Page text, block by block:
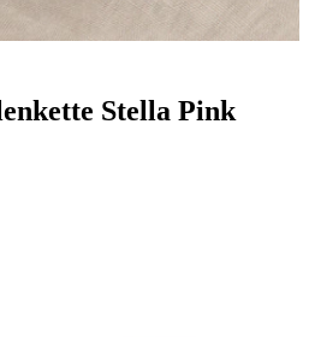
Stella Pink